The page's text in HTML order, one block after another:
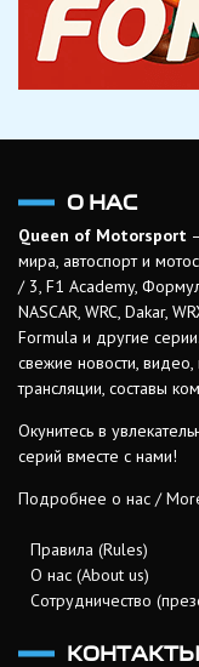
О НАС
Queen of Motorsport
мира, автоспорт и
/ 3, F1 Academy,
NASCAR, WRC, Dakar,
Formula и другие
свежие новости,
трансляции, составы
Окунитесь в
серий вместе с нами!
Подробнее о нас /
Правила (Rules)
О нас (About us)
Сотрудничество
КОНТАКТЫ